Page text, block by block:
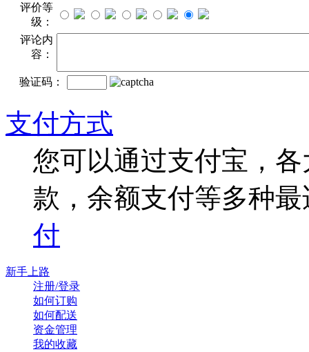
评价等
级：
评论内
容：
验证码：
支付方式
您可以通过支付宝，
款，余额支付等多种
付
新手上路
注册/登录
如何订购
如何配送
资金管理
我的收藏